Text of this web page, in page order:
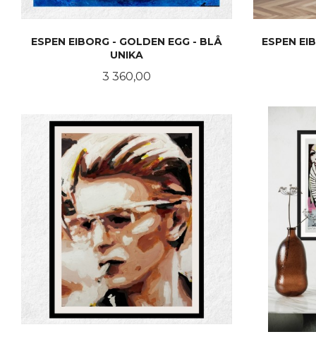
ESPEN EIBORG - GOLDEN EGG - BLÅ
UNIKA
Pris
3 360,00
ESPEN